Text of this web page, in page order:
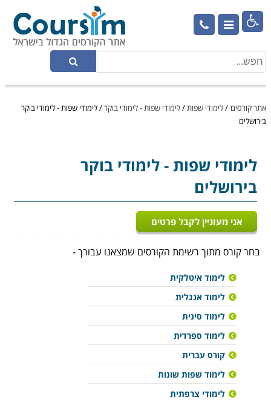

אתר קורסים /לימודי שפות/לימודי שפות - לימודי בוקר/לימודי שפות - לימודי בוקר
בירושלים
לימודי שפות- לימודי בוקר
בירושלים
אני מעוניין לקבל פרטים
בחר קורס מתוך רשימת הקורסים שמצאנו עבורך -
לימוד איטלקית
לימוד אנגלית
לימוד סינית
לימוד ספרדית
קורס עברית
לימוד שפות שונות
לימודי צרפתית